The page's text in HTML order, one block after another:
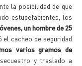
la posibilidad de que
estupefacientes, los
un hombre de 25
el cacheo de seguridad
varios gramos de
y traslado a